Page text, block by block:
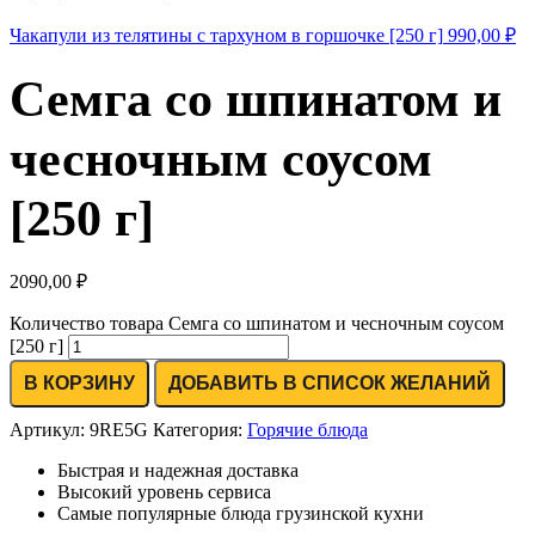
Чакапули из телятины с тархуном в горшочке [250 г] 990,00 ₽
Семга со шпинатом и
чесночным соусом
[250 г]
2090,00 ₽
Количество товара Семга со шпинатом и чесночным соусом
[250 г]
В КОРЗИНУ
ДОБАВИТЬ В СПИСОК ЖЕЛАНИЙ
Артикул: 9RE5G Категория: Горячие блюда
Быстрая и надежная доставка
Высокий уровень сервиса
Самые популярные блюда грузинской кухни